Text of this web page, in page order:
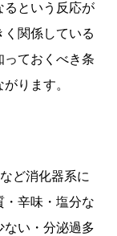
るという反応が
関係している
っておくべき条
ります。
ど消化器系に
・辛味・塩分な
ない・分泌過多